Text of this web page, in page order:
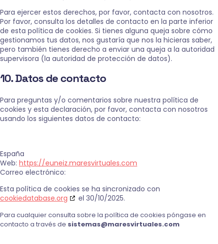
Para ejercer estos derechos, por favor, contacta con nosotros.
Por favor, consulta los detalles de contacto en la parte inferior
de esta política de cookies. Si tienes alguna queja sobre cómo
gestionamos tus datos, nos gustaría que nos la hicieras saber,
pero también tienes derecho a enviar una queja a la autoridad
supervisora (la autoridad de protección de datos).
10. Datos de contacto
Para preguntas y/o comentarios sobre nuestra política de
cookies y esta declaración, por favor, contacta con nosotros
usando los siguientes datos de contacto:
España
Web: https://euneiz.maresvirtuales.com
Correo electrónico:
Esta política de cookies se ha sincronizado con
cookiedatabase.org
el 30/10/2025.
Para cualquier consulta sobre la política de cookies póngase en
contacto a través de sistemas@maresvirtuales.com